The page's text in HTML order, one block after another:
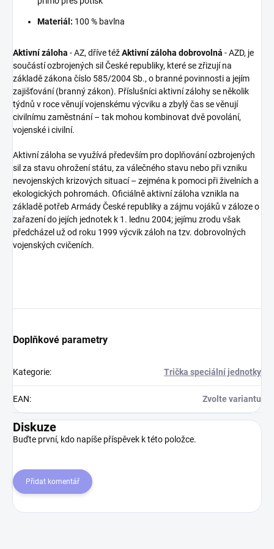
Materiál: 100 % bavlna
Aktivní záloha - AZ, dříve téžAktivní záloha dobrovolná - AZD, je
součástí ozbrojených sil České republiky, které se zřizují na
základě zákona číslo 585/2004 Sb., o branné povinnosti a jejím
zajišťování (branný zákon). Příslušníci aktivní zálohy se několik
týdnů v roce věnují vojenskému výcviku a zbylý čas se věnují
civilnímu zaměstnání – tak mohou kombinovat dvě povolání,
vojenské i civilní.
Aktivní záloha se využívá především pro doplňování ozbrojených
sil za stavu ohrožení státu, za válečného stavu nebo při vzniku
nevojenských krizových situací – zejména k pomoci při živelních a
ekologických pohromách. Oficiálně aktivní záloha vznikla na
základě potřeb Armády České republiky a zájmu vojáků v záloze o
zařazení do jejích jednotek k 1. lednu 2004; jejímu zrodu však
předcházel už od roku 1999 výcvik záloh na tzv. dobrovolných
vojenských cvičeních.
Doplňkové parametry
Kategorie: Trička speciální jednotky
EAN: Zvolte variantu
Diskuze
Buďte první, kdo napíše příspěvek k této položce.
Přidat komentář